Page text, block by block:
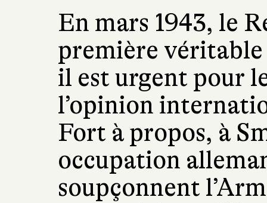
En mars 1943, le
première
il est urgent pour
l’opinion
Fort à propos, à
occupation
soupçonnent